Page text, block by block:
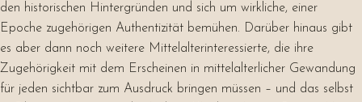
den historischen Hintergründen und sich um wirkliche, einer
Epoche zugehörigen Authentizität bemühen. Darüber hinaus gibt
es aber dann noch weitere Mittelalterinteressierte, die ihre
Zugehörigkeit mit dem Erscheinen in mittelalterlicher Gewandung
für jeden sichtbar zum Ausdruck bringen müssen – und das selbst